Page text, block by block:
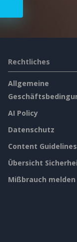
Rechtliches
Allgemeine
AI Policy
Datenschutz
Content Guidelines
Übersicht
Mißbrauch melden